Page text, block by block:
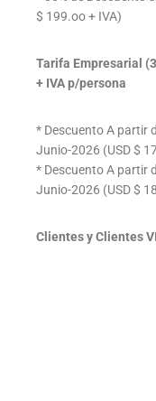
$ 199.oo + IVA)
Tarifa Empresarial
+ IVA p/persona
* Descuento A partir
Junio-2026 (USD $
* Descuento A partir
Junio-2026 (USD $
Clientes y Clientes